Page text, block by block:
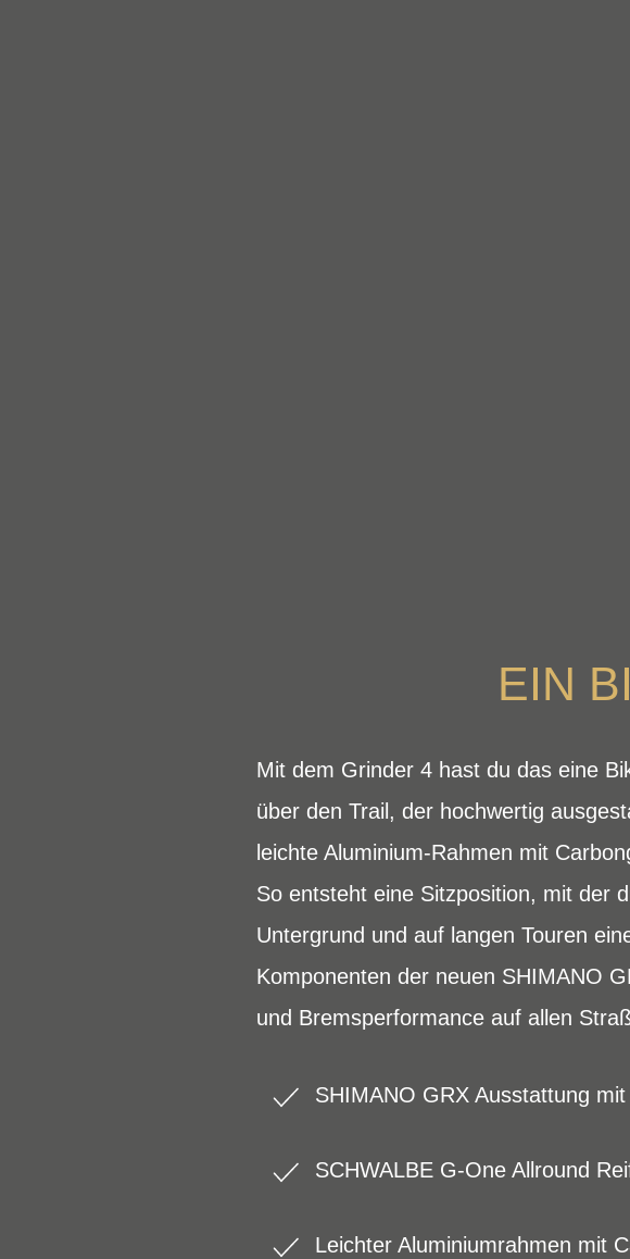
EIN
Mit dem Grinder 4 hast du das eine
über den Trail, der hochwertig
leichte Aluminium-Rahmen mit
So entsteht eine Sitzposition, mit der
Untergrund und auf langen Touren
Komponenten der neuen SHIMANO
und Bremsperformance auf allen
SHIMANO GRX Ausstattung
SCHWALBE G-One Allround
Leichter Aluminiumrahmen mit